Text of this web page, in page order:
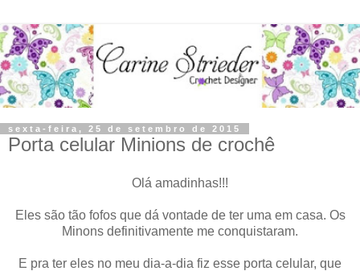
sexta-feira, 25 de setembro de 2015
Porta celular Minions de crochê
Olá amadinhas!!!
Eles são tão fofos que dá vontade de ter uma em casa. Os
Minons definitivamente me conquistaram.
E pra ter eles no meu dia-a-dia fiz esse porta celular, que